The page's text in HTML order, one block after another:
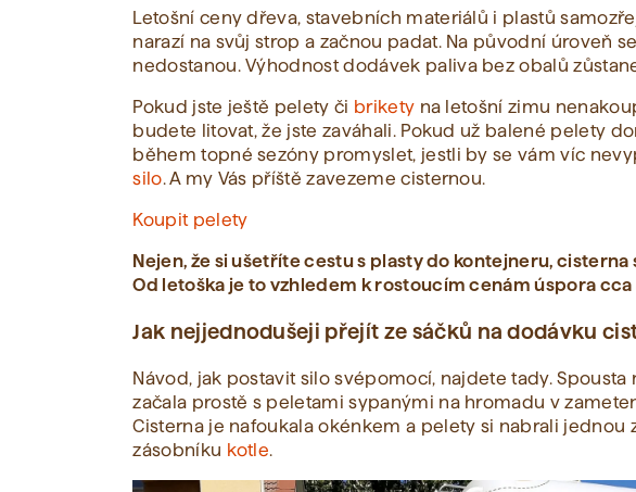
Letošní ceny dřeva, stavebních materiálů i plastů
narazí na svůj strop a začnou padat. Na původní úroveň
nedostanou. Výhodnost dodávek paliva bez obalů
Pokud jste ještě pelety či brikety na letošní zimu
budete litovat, že jste zaváhali. Pokud už balené pelety
během topné sezóny promyslet, jestli by se vám víc
silo. A my Vás příště zavezeme cisternou.
Koupit pelety
Nejen, že si ušetříte cestu s plasty do kontejneru,
Od letoška je to vzhledem k rostoucím cenám úspora cca
Jak nejjednodušeji přejít ze sáčků na dodávku
Návod, jak postavit silo svépomocí, najdete tady. Spousta
začala prostě s peletami sypanými na hromadu v
Cisterna je nafoukala okénkem a pelety si nabrali jednou
zásobníku kotle.